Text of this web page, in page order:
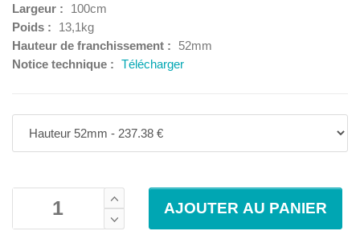
Largeur :
100cm
Poids :
13,1kg
Hauteur de franchissement :
52mm
Notice technique : Télécharger